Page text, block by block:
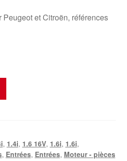
Peugeot et Citroën, références
, 1.4i, 1.6 16V, 1.6i, 1.6i,
, Entrées, Entrées, Moteur - pièces